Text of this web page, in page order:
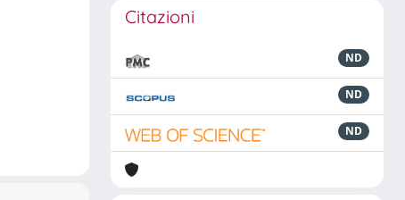
Citazioni
ND
ND
ND